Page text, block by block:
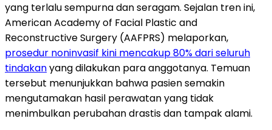
yang terlalu sempurna dan seragam. Sejalan tren ini,
American Academy of Facial Plastic and
Reconstructive Surgery (AAFPRS) melaporkan,
prosedur noninvasif kini mencakup 80% dari seluruh
tindakanyang dilakukan para anggotanya. Temuan
tersebut menunjukkan bahwa pasien semakin
mengutamakan hasil perawatan yang tidak
menimbulkan perubahan drastis dan tampak alami.